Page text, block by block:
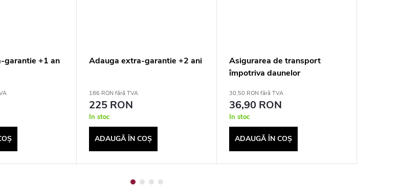
garantie +1 an Adauga extra-garantie +2 ani
186 RON fără TVA
225 RON
In stoc
ADAUGĂ ÎN COŞ
Asigurarea de transport
împotriva daunelor
30,50 RON fără TVA
36,90 RON
In stoc
ADAUGĂ ÎN COŞ